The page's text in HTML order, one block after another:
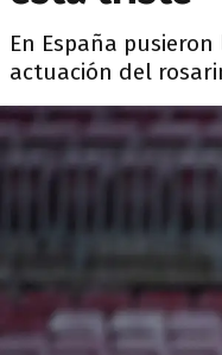
En España
actuación del